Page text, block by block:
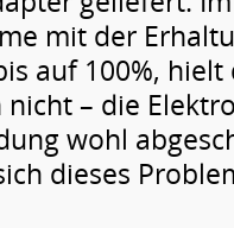
mit der
auf 100%,
– die
wohl
dieses